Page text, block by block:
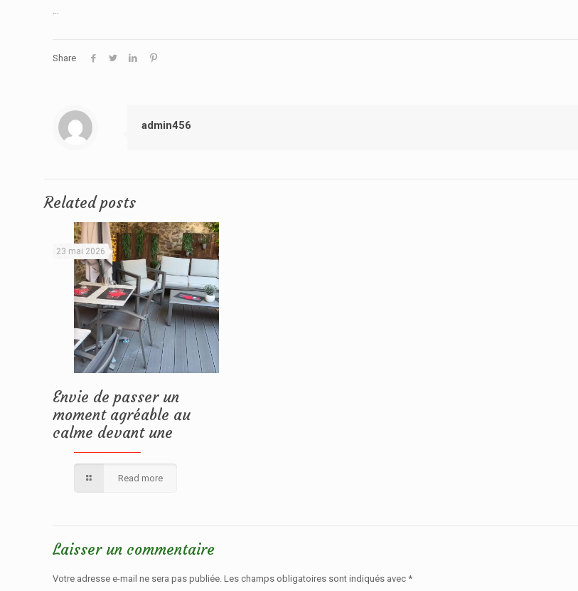
…
Share
admin456
Related posts
23 mai 2026
Envie de passer un
moment agréable au
calme devant une
Read more
Laisser un commentaire
Votre adresse e-mail ne sera pas publiée. Les champs obligatoires sont indiqués avec *